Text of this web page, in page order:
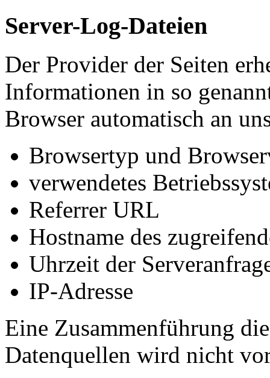
Server-Log-Dateien
Der Provider der Seiten
Informationen in so
Browser automatisch an
Browsertyp und
verwendetes
Referrer URL
Hostname des
Uhrzeit der
IP-Adresse
Eine Zusammenführung
Datenquellen wird nicht